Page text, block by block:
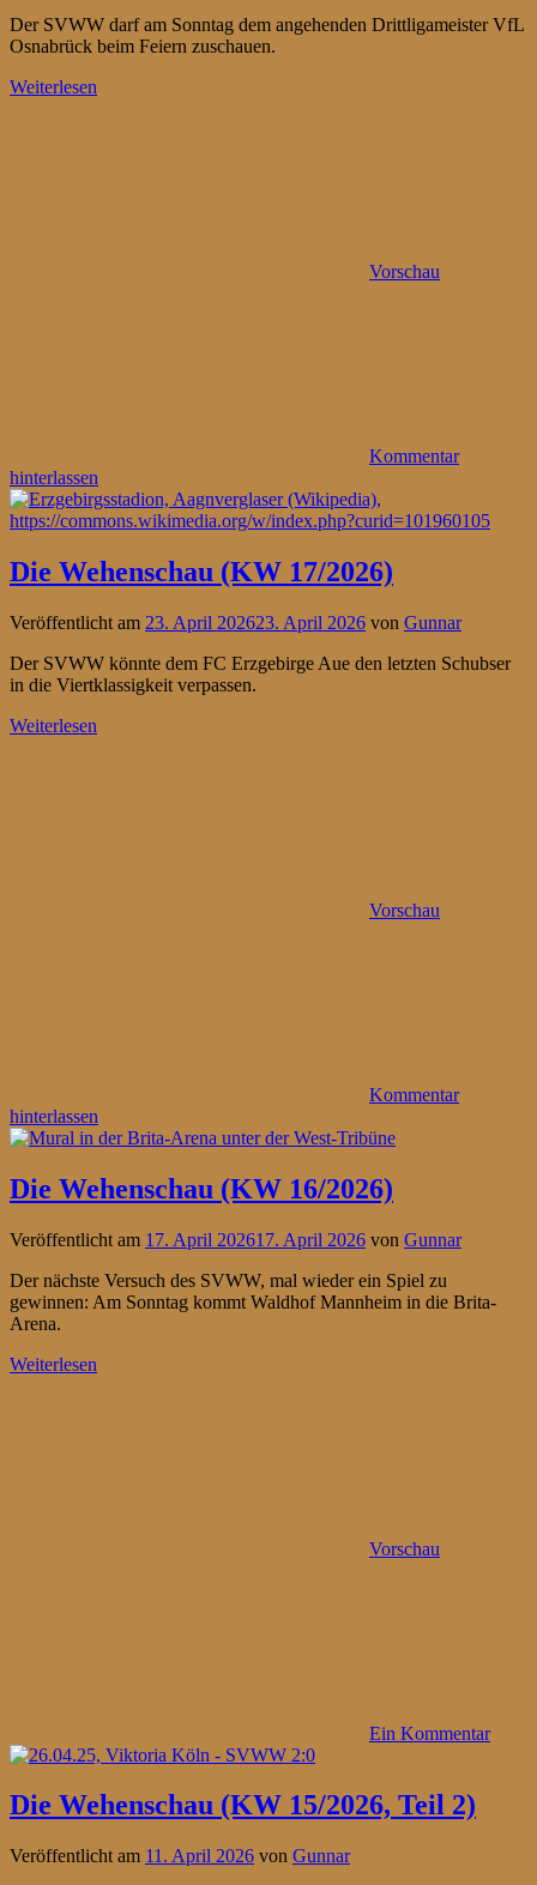
Der SVWW darf am Sonntag dem angehenden Drittligameister VfL
Osnabrück beim Feiern zuschauen.
Weiterlesen
Vorschau
Kommentar
hinterlassen
Die Wehenschau (KW 17/2026)
Veröffentlicht am 23. April 202623. April 2026 von Gunnar
Der SVWW könnte dem FC Erzgebirge Aue den letzten Schubser
in die Viertklassigkeit verpassen.
Weiterlesen
Vorschau
Kommentar
hinterlassen
Die Wehenschau (KW 16/2026)
Veröffentlicht am 17. April 202617. April 2026 von Gunnar
Der nächste Versuch des SVWW, mal wieder ein Spiel zu
gewinnen: Am Sonntag kommt Waldhof Mannheim in die Brita-
Arena.
Weiterlesen
Vorschau
Ein Kommentar
Die Wehenschau (KW 15/2026, Teil 2)
Veröffentlicht am 11. April 2026 von Gunnar